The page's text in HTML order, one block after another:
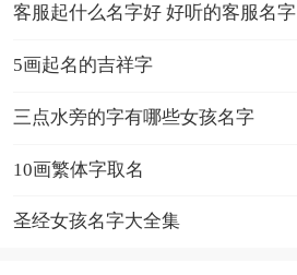
客服起什么名字好 好听的客服名字
5画起名的吉祥字
三点水旁的字有哪些女孩名字
10画繁体字取名
圣经女孩名字大全集